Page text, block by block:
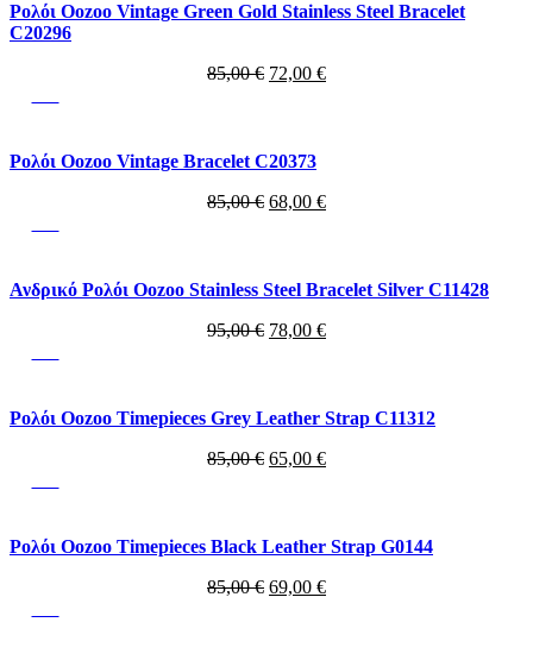
Ρολόι Oozoo Vintage Green Gold Stainless Steel Bracelet
C20296
85,00€ Original
72,00 €Η
Ρολόι Oozoo Vintage Bracelet C20373
85,00€ Original
68,00 €Η
68,00 €.
Ανδρικό Ρολόι Oozoo Stainless Steel Bracelet Silver C11428
95,00€ Original
78,00 €Η
78,00 €.
Ρολόι Oozoo Timepieces Grey Leather Strap C11312
85,00€ Original
65,00 €Η
65,00 €.
Ρολόι Oozoo Timepieces Black Leather Strap G0144
85,00€ Original
69,00 €Η